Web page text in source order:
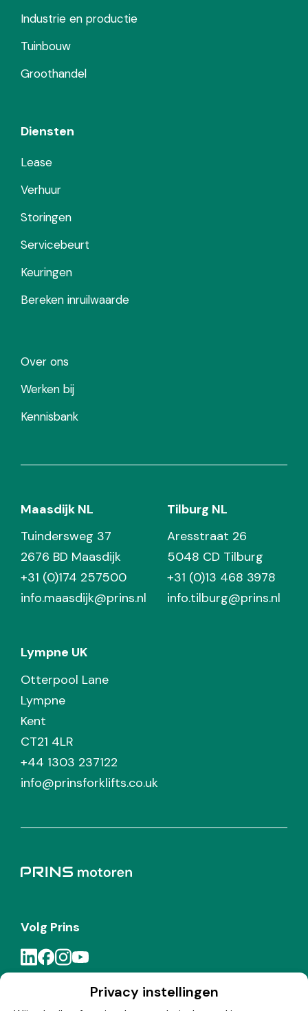
Privacy instellingen
Industrie en productie
Tuinbouw
Groothandel
Diensten
Lease
Verhuur
Storingen
Servicebeurt
Keuringen
Bereken inruilwaarde
Over ons
Werken bij
Kennisbank
Maasdijk NL
Tuindersweg 37
2676 BD Maasdijk
+31 (0)174 257500
info.maasdijk@prins.nl
Tilburg NL
Aresstraat 26
5048 CD Tilburg
+31 (0)13 468 3978
info.tilburg@prins.nl
Lympne UK
Otterpool Lane
Lympne
Kent
CT21 4LR
+44 1303 237122
info@prinsforklifts.co.uk
Volg Prins